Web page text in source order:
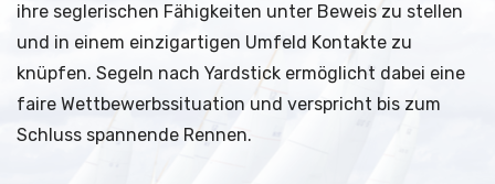
ihre seglerischen Fähigkeiten unter Beweis zu stellen
und in einem einzigartigen Umfeld Kontakte zu
knüpfen. Segeln nach Yardstick ermöglicht dabei eine
faire Wettbewerbssituation und verspricht bis zum
Schluss spannende Rennen.